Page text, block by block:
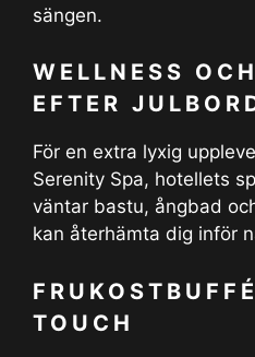
sängen.
WELLNESS
EFTER
För en extra lyxig
Serenity Spa, hotellets
väntar bastu, ångbad
kan återhämta dig inför
TOUCH